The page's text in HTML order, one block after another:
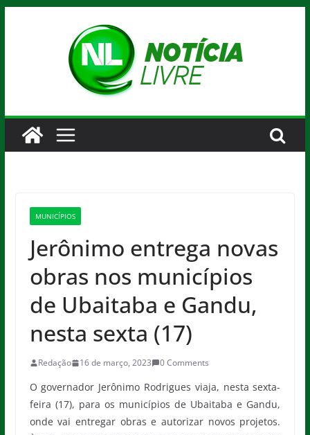
MUNICÍPIOS
Jerônimo entrega novas
obras nos municípios
de Ubaitaba e Gandu,
nesta sexta (17)
Redação 16 de março, 2023 0 Comments
O governador Jerônimo Rodrigues viaja, nesta sexta-
feira (17), para os municípios de Ubaitaba e Gandu,
onde vai entregar obras e autorizar novos projetos.